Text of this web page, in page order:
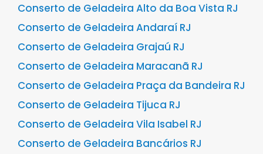
Conserto de Geladeira Alto da Boa Vista RJ
Conserto de Geladeira Andaraí RJ
Conserto de Geladeira Grajaú RJ
Conserto de Geladeira Maracanã RJ
Conserto de Geladeira Praça da Bandeira RJ
Conserto de Geladeira Tijuca RJ
Conserto de Geladeira Vila Isabel RJ
Conserto de Geladeira Bancários RJ